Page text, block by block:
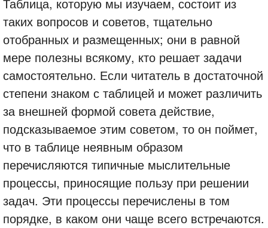
Таблица, которую мы изучаем, состоит из
таких вопросов и советов, тщательно
отобранных и размещенных; они в равной
мере полезны всякому, кто решает задачи
самостоятельно. Если читатель в достаточной
степени знаком с таблицей и может различить
за внешней формой совета действие,
подсказываемое этим советом, то он поймет,
что в таблице неявным образом
перечисляются типичные мыслительные
процессы, приносящие пользу при решении
задач. Эти процессы перечислены в том
порядке, в каком они чаще всего встречаются.